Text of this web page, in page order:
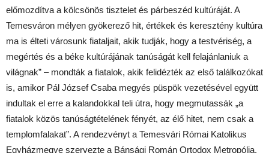
előmozdítva a kölcsönös tisztelet és párbeszéd kultúráját. A
Temesváron mélyen gyökerező hit, értékek és keresztény kultúra
ma is élteti városunk fiataljait, akik tudják, hogy a testvériség, a
megértés és a béke kultúrájának tanúságát kell felajánlaniuk a
világnak” – mondták a fiatalok, akik felidézték az első találkozókat
is, amikor Pál József Csaba megyés püspök vezetésével együtt
indultak el erre a kalandokkal teli útra, hogy megmutassák „a
fiatalok közös tanúságtételének fényét, az élő hitet, nem csak a
templomfalakat”. A rendezvényt a Temesvári Római Katolikus
Egyházmegye szervezte a Bánsági Román Ortodox Metropólia,